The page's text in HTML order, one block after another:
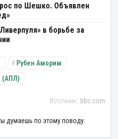
по Шешко. Объявлен
в борьбе за
Рубен Аморим
(АПЛ)
bbc.com
думаешь по этому поводу.